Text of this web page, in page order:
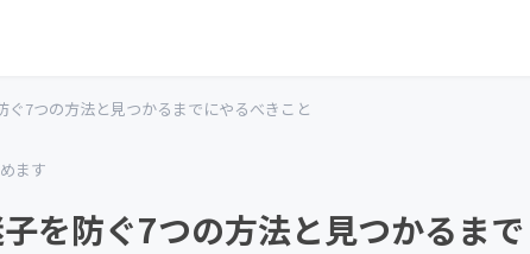
ぐ7つの方法と見つかるまでにやるべきこと
ます
を防ぐ7つの方法と見つかるまで